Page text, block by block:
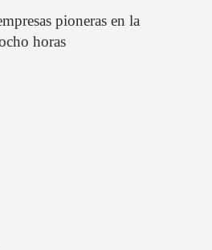
pioneras en la
horas